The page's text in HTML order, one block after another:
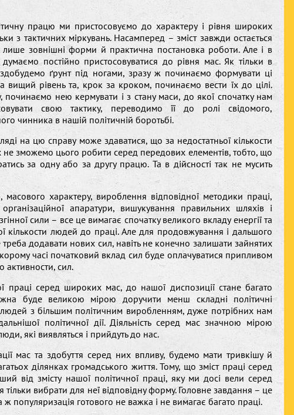
працю ми пристосовуємо до характеру і рівня широких
з тактичних міркувань. Насамперед – зміст завжди остається
лише зовнішні форми й практична постановка роботи. Але і в
постійно пристосовуватися до рівня мас. Як тільки в
ґрунт під ногами, зразу ж починаємо формувати ці
вищий рівень та, крок за кроком, починаємо вести їх до цілі.
нею кермувати і з стану маси, до якої спочатку нам
свою тактику, переводимо її до ролі свідомого,
чинника в нашій політичній боротьбі.
на цю справу може здаватися, що за недостатньої кількости
зможемо цього робити серед передових елементів, тобто, що
за одну або за другу працю. Та в дійсності так не мусить
характеру, вироблення відповідної методики праці,
апаратури, вишукування правильних шляхів і
сили – все це вимагає спочатку великого вкладу енергії та
кількости людей до праці. Але для продовжування і дальшого
додавати нових сил, навіть не конечно залишати зайнятих
часі початковий вклад сил буде оплачуватися припливом
сил.
праці серед широких мас, до нашої диспозиції стане багато
буде великою мірою доручити менш складні політичні
людей з більшим політичним виробленням, дуже потрібних нам
політичної дії. Діяльність серед мас значною мірою
які виявляться і прийдуть до нас.
мас та здобуття серед них впливу, будемо мати тривкішу й
ділянках громадського життя. Тому, що зміст праці серед
від змісту нашої політичної праці, яку ми досі вели серед
тільки вибрати для неї відповідну форму. Головне завдання – це
ж популяризація готового не важка і не вимагає багато праці.